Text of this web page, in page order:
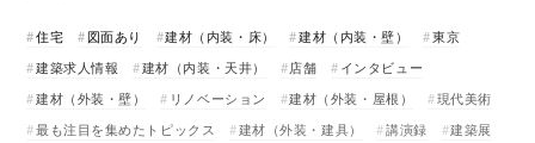
住宅 図面あり 建材（内装・床） 建材（内装・壁）
東京
建築求人情報
建材（内装・天井） 店舗
インタビュー
建材（外装・壁）
リノベーション 建材（外装・屋根）
現代美術
最も注目を集めたトピックス
建材（外装・建具） 講演録
建築展